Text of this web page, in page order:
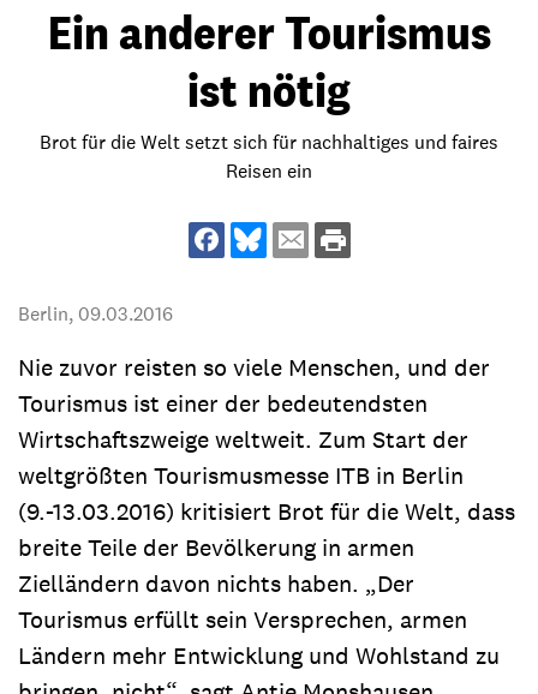
Ein anderer Tourismus
ist nötig
Brot für die Welt setzt sich für nachhaltiges und faires
Reisen ein
Berlin, 09.03.2016
Nie zuvor reisten so viele Menschen, und der
Tourismus ist einer der bedeutendsten
Wirtschaftszweige weltweit. Zum Start der
weltgrößten Tourismusmesse ITB in Berlin
(9.-13.03.2016) kritisiert Brot für die Welt, dass
breite Teile der Bevölkerung in armen
Zielländern davon nichts haben. „Der
Tourismus erfüllt sein Versprechen, armen
Ländern mehr Entwicklung und Wohlstand zu